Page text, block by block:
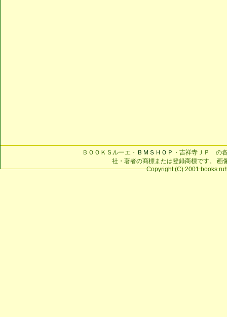
ＢＯＯＫＳルーエ・ ＢＭＳＨＯＰ ・吉祥寺ＪＰ の
社・著者の商標または登録商標です。 画
Copyright (C) 2001 books